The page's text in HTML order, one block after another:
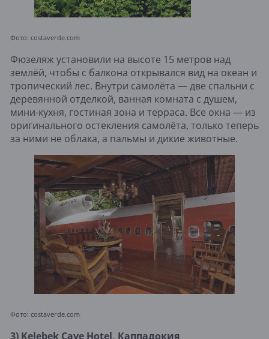
Фото: costaverde.com
Фюзеляж установили на высоте 15 метров над
землёй, чтобы с балкона открывался вид на океан и
тропический лес. Внутри самолёта — две спальни с
деревянной отделкой, ванная комната с душем,
мини-кухня, гостиная зона и терраса. Все окна — из
оригинального остекления самолёта, только теперь
за ними не облака, а пальмы и дикие животные.
Фото: costaverde.com
3) Kelebek Cave Hotel, Каппадокия